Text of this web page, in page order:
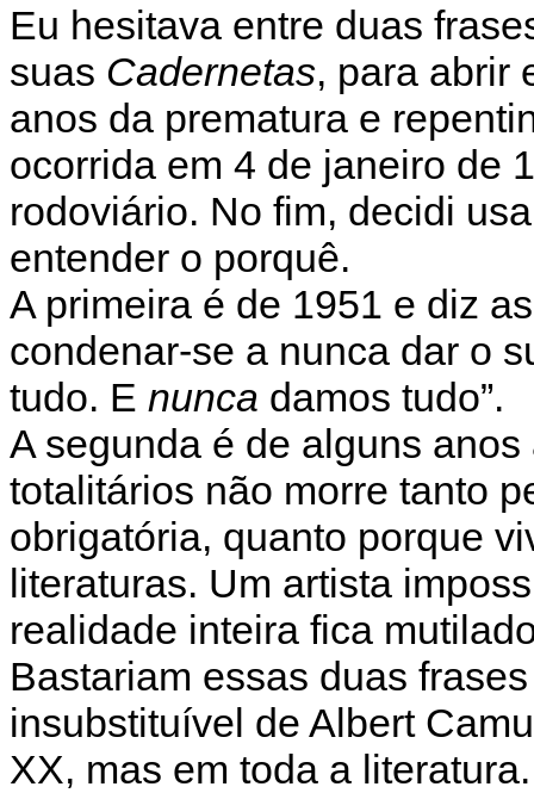
Eu hesitava entre duas
suas Cadernetas, para abrir
anos da prematura e
ocorrida em 4 de janeiro de
rodoviário. No fim, decidi
entender o porquê.
A primeira é de 1951 e diz
condenar-se a nunca dar o
tudo. E nunca damos tudo”.
A segunda é de alguns
totalitários não morre tanto
obrigatória, quanto porque
literaturas. Um artista
realidade inteira fica
Bastariam essas duas
insubstituível de Albert
XX, mas em toda a literatura.